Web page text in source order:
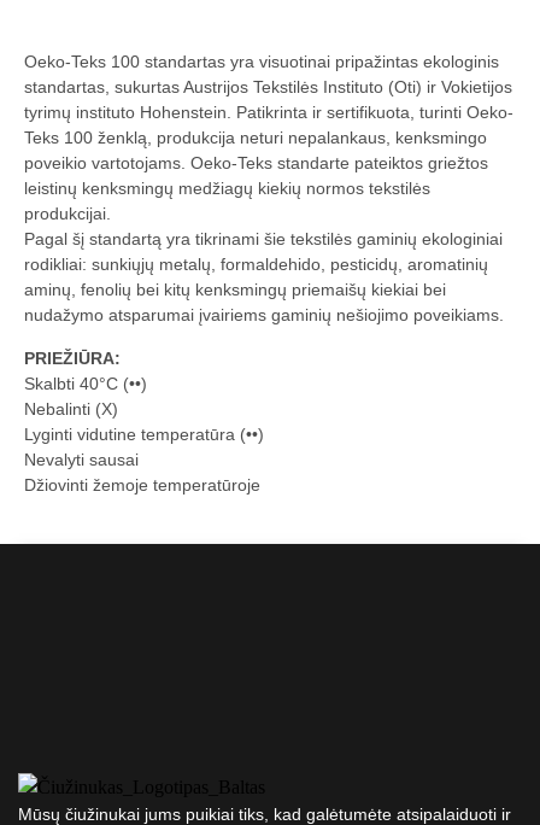
Oeko-Teks 100 standartas yra visuotinai pripažintas ekologinis
standartas, sukurtas Austrijos Tekstilės Instituto (Oti) ir Vokietijos
tyrimų instituto Hohenstein. Patikrinta ir sertifikuota, turinti Oeko-
Teks 100 ženklą, produkcija neturi nepalankaus, kenksmingo
poveikio vartotojams. Oeko-Teks standarte pateiktos griežtos
leistinų kenksmingų medžiagų kiekių normos tekstilės
produkcijai.
Pagal šį standartą yra tikrinami šie tekstilės gaminių ekologiniai
rodikliai: sunkiųjų metalų, formaldehido, pesticidų, aromatinių
aminų, fenolių bei kitų kenksmingų priemaišų kiekiai bei
nudažymo atsparumai įvairiems gaminių nešiojimo poveikiams.
PRIEŽIŪRA:
Skalbti 40°C (••)
Nebalinti (X)
Lyginti vidutine temperatūra (••)
Nevalyti sausai
Džiovinti žemoje temperatūroje
Mūsų čiužinukai jums puikiai tiks, kad galėtumėte atsipalaiduoti ir